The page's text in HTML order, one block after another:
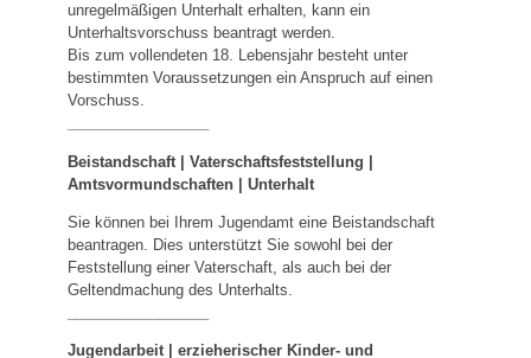
unregelmäßigen Unterhalt erhalten, kann ein
Unterhaltsvorschuss beantragt werden.
Bis zum vollendeten 18. Lebensjahr besteht unter
bestimmten Voraussetzungen ein Anspruch auf einen
Vorschuss.
Beistandschaft | Vaterschaftsfeststellung |
Amtsvormundschaften| Unterhalt
Sie können bei Ihrem Jugendamt eine Beistandschaft
beantragen. Dies unterstützt Sie sowohl bei der
Feststellung einer Vaterschaft, als auch bei der
Geltendmachung des Unterhalts.
Jugendarbeit | erzieherischer Kinder- und